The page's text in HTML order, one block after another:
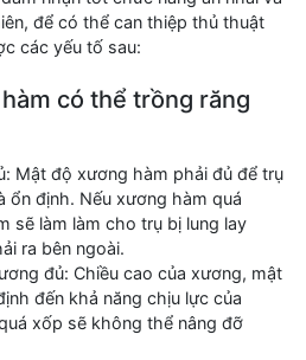
để có thể can thiệp thủ thuật
các yếu tố sau:
có thể trồng răng
Mật độ xương hàm phải đủ để trụ
ổn định. Nếu xương hàm quá
sẽ làm làm cho trụ bị lung lay
ra bên ngoài.
đủ: Chiều cao của xương, mật
đến khả năng chịu lực của
xốp sẽ không thể nâng đỡ